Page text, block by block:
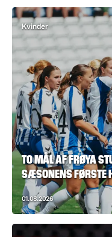
Kvinder
TO MÅL AF FRØYA
SÆSONENS FØRSTE
01.08.2026